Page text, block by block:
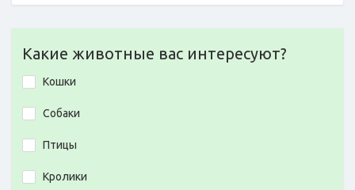
Какие животные вас интересуют?
Кошки
Собаки
Птицы
Кролики